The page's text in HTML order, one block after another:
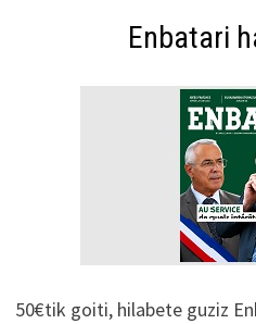
Enbatari
50€tik goiti, hilabete guziz